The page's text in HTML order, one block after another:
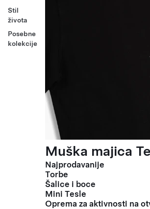
Stil
života
Posebne
kolekcije
Muška majica
Najprodavanije
Torbe
Šalice i boce
Mini Tesle
Oprema za aktivnosti na